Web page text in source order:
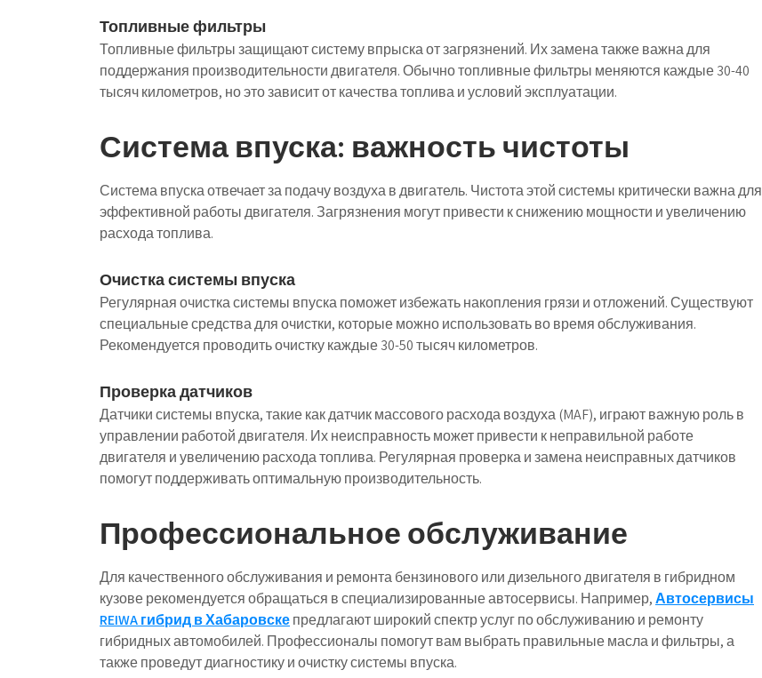
Топливные фильтры
Топливные фильтры защищают систему впрыска от загрязнений. Их замена также важна для
поддержания производительности двигателя. Обычно топливные фильтры меняются каждые 30-40
тысяч километров, но это зависит от качества топлива и условий эксплуатации.
Система впуска: важность чистоты
Система впуска отвечает за подачу воздуха в двигатель. Чистота этой системы критически важна для
эффективной работы двигателя. Загрязнения могут привести к снижению мощности и увеличению
расхода топлива.
Очистка системы впуска
Регулярная очистка системы впуска поможет избежать накопления грязи и отложений. Существуют
специальные средства для очистки, которые можно использовать во время обслуживания.
Рекомендуется проводить очистку каждые 30-50 тысяч километров.
Проверка датчиков
Датчики системы впуска, такие как датчик массового расхода воздуха (MAF), играют важную роль в
управлении работой двигателя. Их неисправность может привести к неправильной работе
двигателя и увеличению расхода топлива. Регулярная проверка и замена неисправных датчиков
помогут поддерживать оптимальную производительность.
Профессиональное обслуживание
Для качественного обслуживания и ремонта бензинового или дизельного двигателя в гибридном
кузове рекомендуется обращаться в специализированные автосервисы. Например,Автосервисы
REIWA гибрид в Хабаровскепредлагают широкий спектр услуг по обслуживанию и ремонту
гибридных автомобилей. Профессионалы помогут вам выбрать правильные масла и фильтры, а
также проведут диагностику и очистку системы впуска.